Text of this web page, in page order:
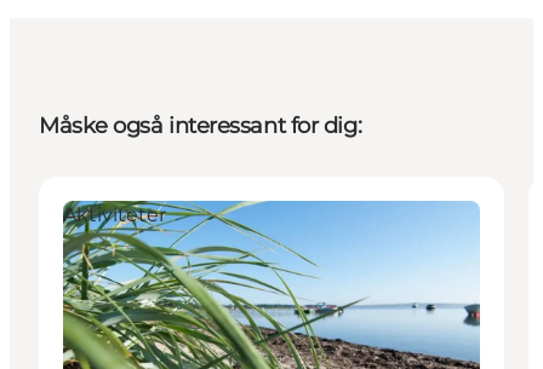
Måske også interessant for dig:
Aktiviteter